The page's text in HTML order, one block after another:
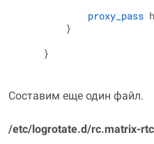
proxy_pass
        }
Составим еще один файл.
/etc/logrotate.d/rc.matrix‑rtc